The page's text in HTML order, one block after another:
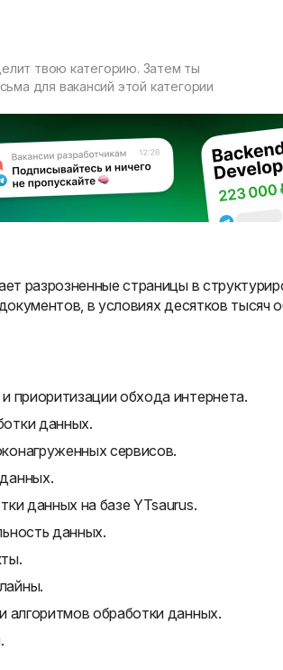
твою категорию. Затем ты
для вакансий этой категории
разрозненные страницы в
в условиях десятков тысяч
приоритизации обхода интернета.
данных.
сервисов.
данных на базе YTsaurus.
данных.
алгоритмов обработки данных.